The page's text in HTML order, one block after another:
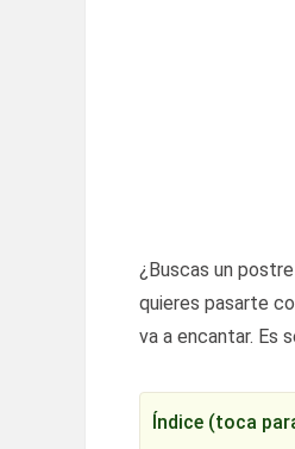
¿Buscas un
quieres pasarte
va a encantar. Es
Índice (toca